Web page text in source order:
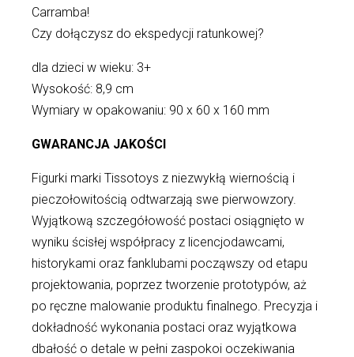
Carramba!
Czy dołączysz do ekspedycji ratunkowej?
dla dzieci w wieku: 3+
Wysokość: 8,9 cm
Wymiary w opakowaniu: 90 x 60 x 160 mm
GWARANCJA JAKOŚCI
Figurki marki Tissotoys z niezwykłą wiernością i
pieczołowitością odtwarzają swe pierwowzory.
Wyjątkową szczegółowość postaci osiągnięto w
wyniku ścisłej współpracy z licencjodawcami,
historykami oraz fanklubami począwszy od etapu
projektowania, poprzez tworzenie prototypów, aż
po ręczne malowanie produktu finalnego. Precyzja i
dokładność wykonania postaci oraz wyjątkowa
dbałość o detale w pełni zaspokoi oczekiwania